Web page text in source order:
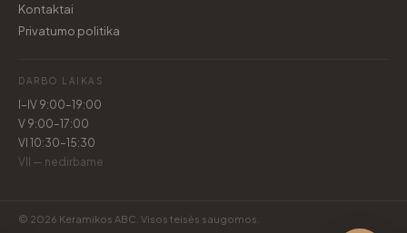
Kontaktai
Privatumo politika
DARBO LAIKAS
I–IV 9:00–19:00
V 9:00–17:00
VI 10:30–15:30
VII — nedirbame
© 2026 Keramikos ABC. Visos teisės saugomos.